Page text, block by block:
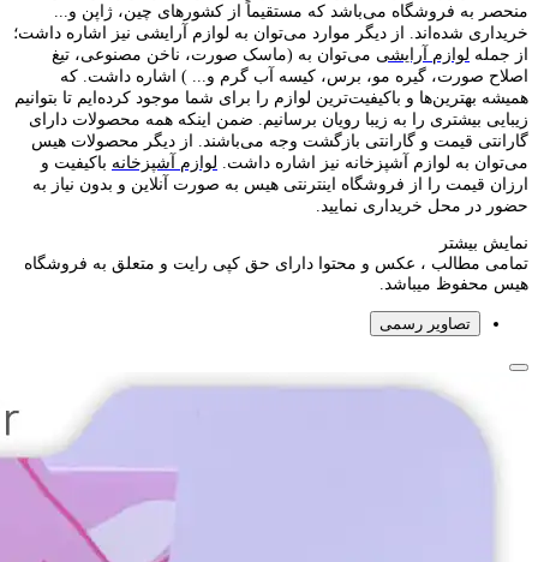
منحصر به فروشگاه می‌باشد که مستقیماً از کشور‌های چین، ژاپن و...
خریداری شده‌اند. از دیگر موارد می‌توان به لوازم آرایشی نیز اشاره داشت؛
از جمله لوازم آرایشی می‌توان به (ماسک صورت، ناخن مصنوعی، تیغ
اصلاح صورت، گیره مو، برس، کیسه آب گرم و... ) اشاره داشت. که
همیشه بهترین‌ها و باکیفیت‌ترین لوازم را برای شما موجود کرده‌ایم تا بتوانیم
زیبایی بیشتری را به زیبا رویان برسانیم. ضمن اینکه همه محصولات دارای
گارانتی قیمت و گارانتی بازگشت وجه می‌باشند. از دیگر محصولات هیس
می‌توان به لوازم آشپزخانه نیز اشاره داشت. لوازم آشپزخانه باکیفیت و
ارزان قیمت را از فروشگاه اینترنتی هیس به صورت آنلاین و بدون نیاز به
حضور در محل خریداری نمایید.
نمایش بیشتر
تمامی مطالب ، عکس و محتوا دارای حق کپی رایت و متعلق به فروشگاه
هیس محفوظ میباشد.
تصاویر رسمی